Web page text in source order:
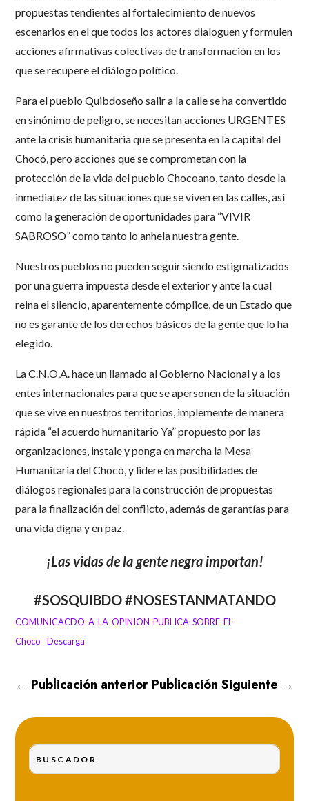
propuestas tendientes al fortalecimiento de nuevos
escenarios en el que todos los actores dialoguen y formulen
acciones afirmativas colectivas de transformación en los
que se recupere el diálogo político.
Para el pueblo Quibdoseño salir a la calle se ha convertido
en sinónimo de peligro, se necesitan acciones URGENTES
ante la crisis humanitaria que se presenta en la capital del
Chocó, pero acciones que se comprometan con la
protección de la vida del pueblo Chocoano, tanto desde la
inmediatez de las situaciones que se viven en las calles, así
como la generación de oportunidades para “VIVIR
SABROSO” como tanto lo anhela nuestra gente.
Nuestros pueblos no pueden seguir siendo estigmatizados
por una guerra impuesta desde el exterior y ante la cual
reina el silencio, aparentemente cómplice, de un Estado que
no es garante de los derechos básicos de la gente que lo ha
elegido.
La C.N.O.A. hace un llamado al Gobierno Nacional y a los
entes internacionales para que se apersonen de la situación
que se vive en nuestros territorios, implemente de manera
rápida “el acuerdo humanitario Ya” propuesto por las
organizaciones, instale y ponga en marcha la Mesa
Humanitaria del Chocó, y lidere las posibilidades de
diálogos regionales para la construcción de propuestas
para la finalización del conflicto, además de garantías para
una vida digna y en paz.
¡Las vidas de la gente negra importan!
#SOSQUIBDO #NOSESTANMATANDO
COMUNICACDO-A-LA-OPINION-PUBLICA-SOBRE-El-
Choco
Descarga
← Publicación anterior Publicación Siguiente →